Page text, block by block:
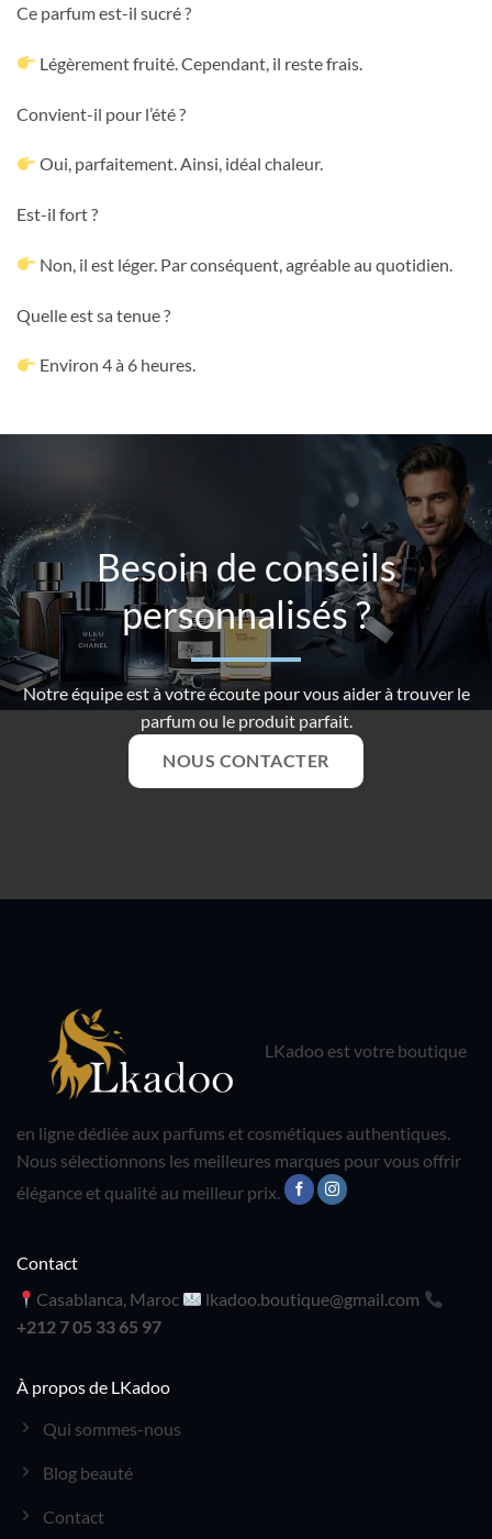
Ce parfum est-il sucré ?
Légèrement fruité. Cependant, il reste frais.
Convient-il pour l’été ?
Oui, parfaitement. Ainsi, idéal chaleur.
Est-il fort ?
Non, il est léger. Par conséquent, agréable au quotidien.
Quelle est sa tenue ?
Environ 4 à 6 heures.
Besoin de conseils
personnalisés ?
Notre équipe est à votre écoute pour vous aider à trouver le
parfum ou le produit parfait.
NOUS CONTACTER
LKadoo est votre boutique
en ligne dédiée aux parfums et cosmétiques authentiques.
Nous sélectionnons les meilleures marques pour vous offrir
élégance et qualité au meilleur prix.
À propos de LKadoo
Qui sommes-nous
Blog beauté
Contact
Contact
Casablanca, Maroc
lkadoo.boutique@gmail.com
+212 7 05 33 65 97